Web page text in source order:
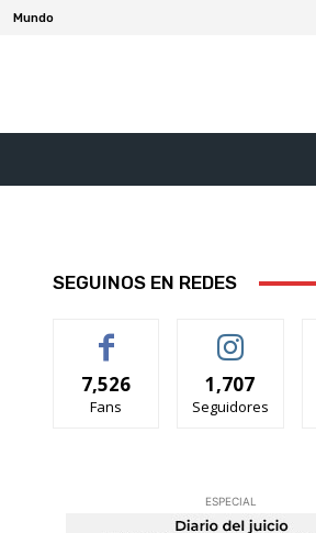
Mundo
SEGUINOS EN REDES
7,526
Fans
1,707
Seguidores
ESPECIAL